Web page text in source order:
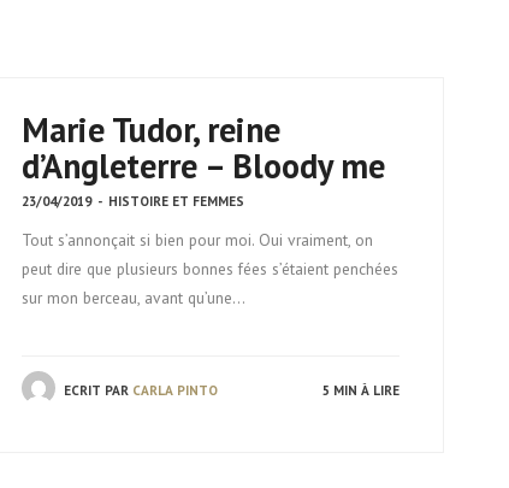
Marie Tudor, reine
d’Angleterre – Bloody me
23/04/2019 - HISTOIRE ET FEMMES
Tout s’annonçait si bien pour moi. Oui vraiment, on
peut dire que plusieurs bonnes fées s’étaient penchées
sur mon berceau, avant qu’une…
ECRIT PAR CARLA PINTO 5 MIN À LIRE